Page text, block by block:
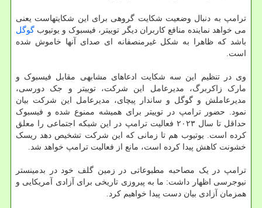
ترامپ به دنبال وضعیت شکایت گروهی برای این شکایتهاست یعنی
می خواهد نماینده منافع کاربران دیگر توییتر، فیسبوک و یوتیوب گوگل
باشد که ظاهرا به شکل غیرمنصفانه ای صدای آنها خاموش شده
است.
وی در تنظیم این سه شکایت ادعاهای مشابهی مقابل فیسبوک و
مارک زاکربرگ، مدیرعامل این شرکت، توییتر و جک دورسی،
مدیرعاملش و گوگل و ساندار پیچای، مدیرعامل این شرکت بیان
نمود. حضور ترامپ در توییتر برای همیشه ممنوع شده و فیسبوک
حداقل تا سال ۲۰۲۳ فعالیت ترامپ در این شبکه اجتماعی را معلق
کرده است. یوتیوب هم تا زمانی که این شرکت تشخیص دهد ریسک
خشونت کاهش پیدا کرده است، مانع از فعالیت ترامپ خواهد شد.
ترامپ در یک مصاحبه مطبوعاتی در زمین گلف خود در بدمینستر
نیوجرسی اظهار داشت: ما به پیروزی تاریخی برای آزادی آمریکایی و
همزمان آزادی بیان دست پیدا خواهیم کرد.